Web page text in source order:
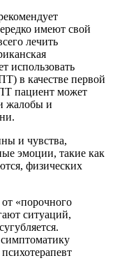
имеют свой
лечить
использовать
в качестве первой
пациент может
жалобы и
и чувства,
эмоции, такие как
физических
«порочного
ситуаций,